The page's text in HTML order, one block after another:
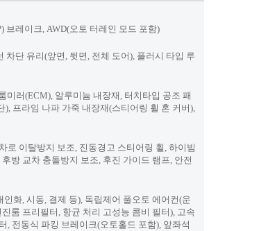
브레이크, AWD(오토 터레인 모드 포함)
단 유리(앞면, 뒷면, 전체 도어), 플러시 타입 루
미러(ECM), 알루미늄 내장재, 터치타입 공조 패
프라임 나파 가죽 내장재(스티어링 휠 혼 커버),
로 이탈방지 보조, 진동경고 스티어링 휠, 하이빔
방 교차 충돌방지 보조, 후진 가이드 램프, 안전
화, 시동, 결제 등), 독립제어 풀오토 에어컨(운
룸 프리필터, 항균 처리 고성능 콤비 필터), 고속
, 전동식 파킹 브레이크(오토홀드 포함), 앞좌석